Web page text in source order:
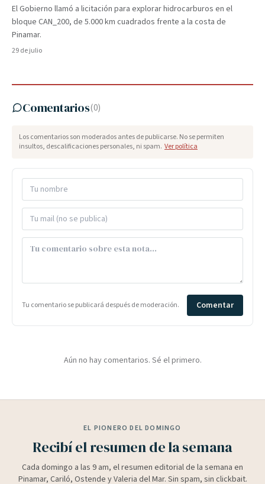
El Gobierno llamó a licitación para explorar hidrocarburos en el
bloque CAN_200, de 5.000 km cuadrados frente a la costa de
Pinamar.
29 de julio
Comentarios(0)
Los comentarios son moderados antes de publicarse. No se permiten
insultos, descalificaciones personales, ni spam. Ver política
Tu comentario se publicará después de moderación. Comentar
Aún no hay comentarios. Sé el primero.
EL PIONERO DEL DOMINGO
Recibí el resumen de la semana
Cada domingo a las 9 am, el resumen editorial de la semana en
Pinamar, Cariló, Ostende y Valeria del Mar. Sin spam, sin clickbait.